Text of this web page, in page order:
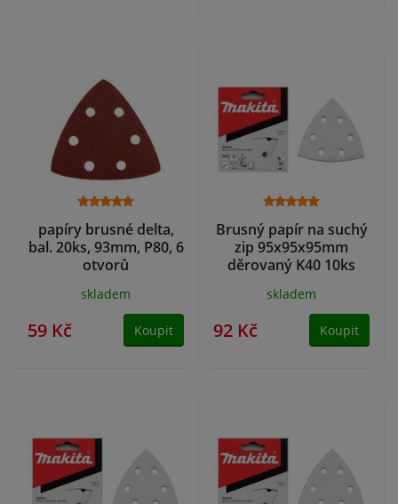
papíry brusné delta,
bal. 20ks, 93mm, P80, 6
otvorů
skladem
59 Kč Koupit
Brusný papír na suchý
zip 95x95x95mm
děrovaný K40 10ks
skladem
92 Kč Koupit